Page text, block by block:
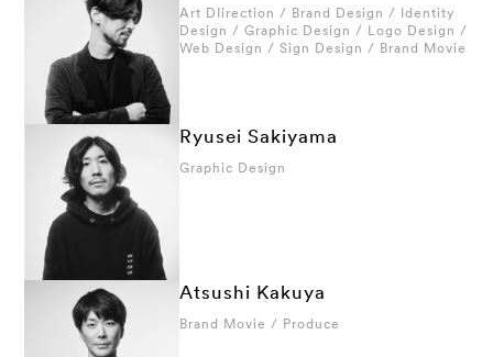
Art DIirection / Brand Design / Identity
Design / Graphic Design / Logo Design /
Web Design / Sign Design / Brand Movie
Ryusei Sakiyama
Graphic Design
Atsushi Kakuya
Brand Movie / Produce